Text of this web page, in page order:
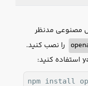
مصنوعی مدنظر
را نصب کنید.
npm install